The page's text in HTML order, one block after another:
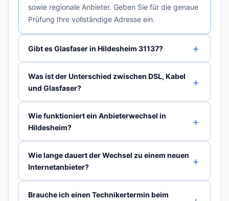
sowie regionale Anbieter. Geben Sie für die genaue
Prüfung Ihre vollständige Adresse ein.
Gibt es Glasfaser in Hildesheim 31137?
Was ist der Unterschied zwischen DSL, Kabel
und Glasfaser?
Wie funktioniert ein Anbieterwechsel in
Hildesheim?
Wie lange dauert der Wechsel zu einem neuen
Internetanbieter?
Brauche ich einen Technikertermin beim